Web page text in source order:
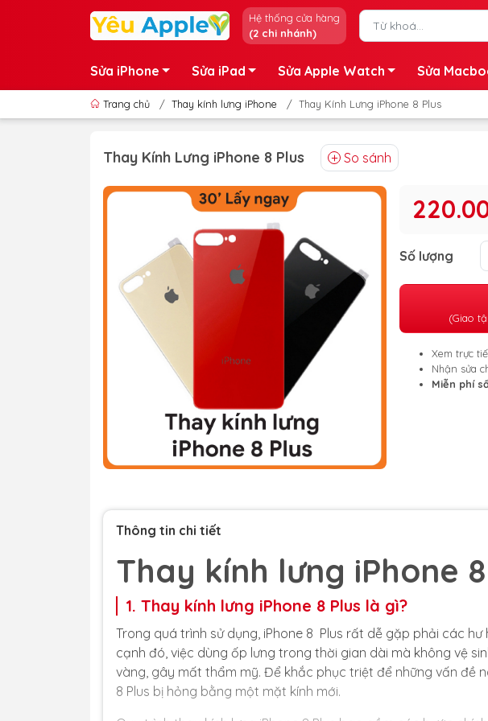
Hệ thống cửa hàng
(2 chi nhánh)
Sửa iPhone Sửa iPad Sửa Apple Watch Sửa
Trang chủ / Thay kính lưng iPhone / Thay Kính Lưng iPhone 8 Plus
Thay Kính Lưng iPhone 8 Plus So sánh
Số lượng
(Giao
Xem trực
Nhận sửa
Miễn phí
Thông tin chi tiết
Thay kính lưng iPhone
1. Thay kính lưng iPhone 8 Plus là gì?
Trong quá trình sử dụng, iPhone 8 Plus rất dễ gặp phải các
cạnh đó, việc dùng ốp lưng trong thời gian dài mà không vệ
vàng, gây mất thẩm mỹ. Để khắc phục triệt để những vấn đề
8 Plus bị hỏng bằng một mặt kính mới.